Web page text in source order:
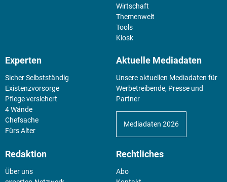
Wirtschaft
Themenwelt
Tools
Kiosk
Experten
Sicher Selbstständig
Existenz­vorsorge
Pflege versichert
4 Wände
Chefsache
Fürs Alter
Aktuelle Mediadaten
Unsere aktuellen Mediadaten für
Werbetreibende, Presse und
Partner
Mediadaten 2026
Redaktion
Über uns
Rechtliches
Abo